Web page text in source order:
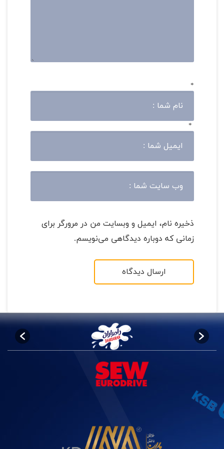
*
*
ذخیره نام، ایمیل و وبسایت من در مرورگر برای
زمانی که دوباره دیدگاهی می‌نویسم.